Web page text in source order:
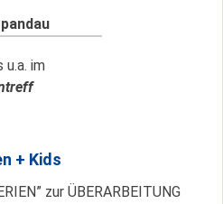
im
+ Kids
zur ÜBERARBEITUNG